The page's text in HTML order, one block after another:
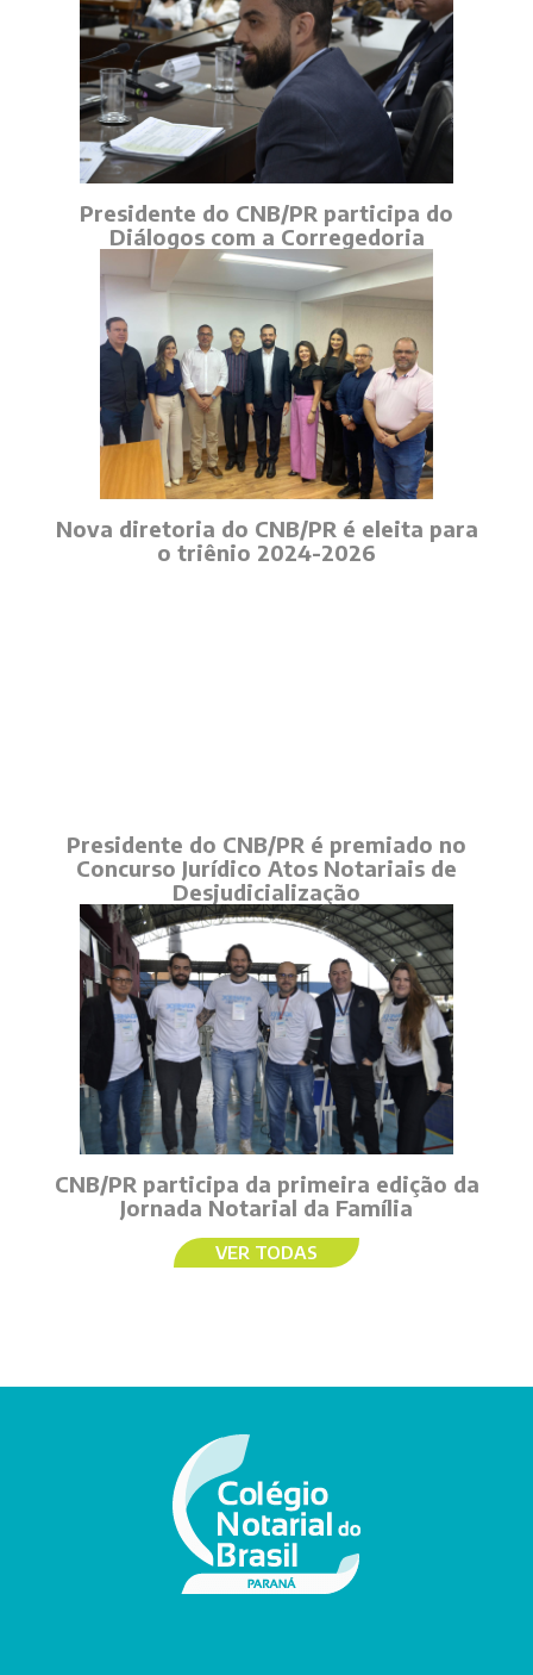
Presidente do CNB/PR participa do
Diálogos com a Corregedoria
Nova diretoria do CNB/PR é eleita para
o triênio 2024-2026
Presidente do CNB/PR é premiado no
Concurso Jurídico Atos Notariais de
Desjudicialização
CNB/PR participa da primeira edição da
Jornada Notarial da Família
VER TODAS